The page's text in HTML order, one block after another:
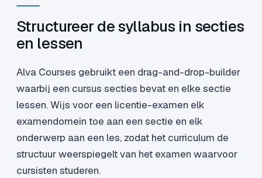
Structureer de syllabus in secties
en lessen
Alva Courses gebruikt een drag-and-drop-builder
waarbij een cursus secties bevat en elke sectie
lessen. Wijs voor een licentie-examen elk
examendomein toe aan een sectie en elk
onderwerp aan een les, zodat het curriculum de
structuur weerspiegelt van het examen waarvoor
cursisten studeren.